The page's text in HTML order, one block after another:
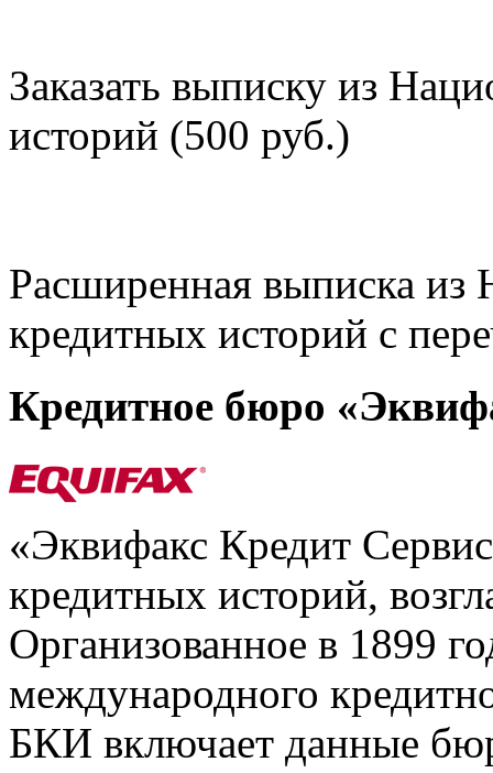
Заказать выписку из
историй (500 руб.)
Расширенная выписка из
кредитных историй с
Кредитное бюро
«Эквифакс Кредит
кредитных историй,
Организованное в 1899
международного
БКИ включает данные